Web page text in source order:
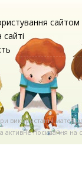
сайтом
використаннi
активне посилання на